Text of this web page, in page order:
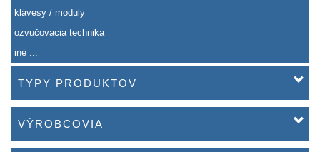
klávesy / moduly
ozvučovacia technika
iné ...
TYPY PRODUKTOV
VÝROBCOVIA